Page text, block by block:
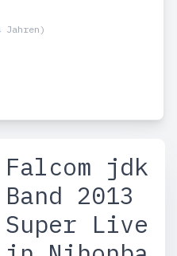
Jahren)
Falcom jdk
Band 2013
Super Live